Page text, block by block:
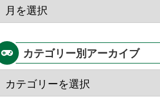
カテゴリー別アーカイブ